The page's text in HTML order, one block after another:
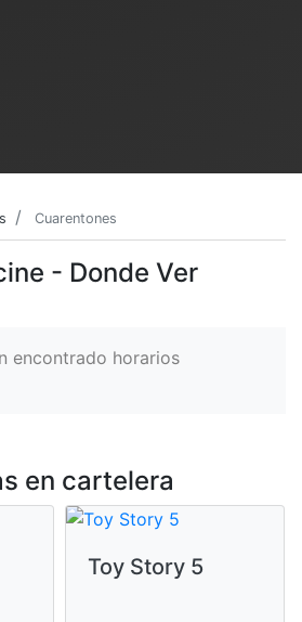
Cuarentones
- Donde Ver
encontrado horarios
en cartelera
Toy Story 5